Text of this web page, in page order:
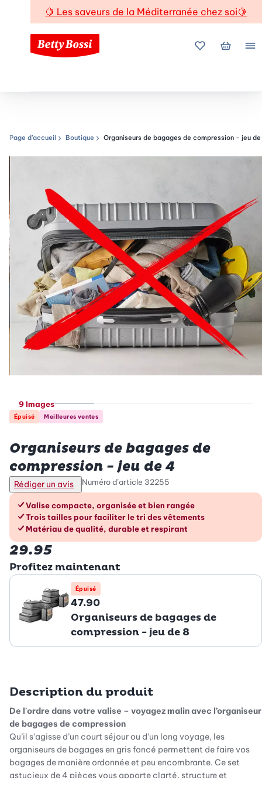
🍋 Les saveurs de la Méditerranée chez soi🍋
Mes favoris
Mon
Chemin de navigation
Page d’accueil Boutique Organiseurs de bagages de compression - jeu
9 Images
Épuisé Meilleures ventes
Organiseurs de bagages de
compression - jeu de 4
Rédiger un avis Numéro d’article 32255
Les avantages en un coup d’œil
Valise compacte, organisée et bien rangée
Trois tailles pour faciliter le tri des vêtements
Matériau de qualité, durable et respirant
29.95
Profitez maintenant
Épuisé
47.90
Organiseurs de bagages de
compression - jeu de 8
Description du produit
De l'ordre dans votre valise – voyagez malin avec l’organiseur
de bagages de compression
Qu’il s’agisse d’un court séjour ou d’un long voyage, les
organiseurs de bagages en gris foncé permettent de faire vos
bagages de manière ordonnée et peu encombrante. Ce set
astucieux de 4 pièces vous apporte clarté, structure et